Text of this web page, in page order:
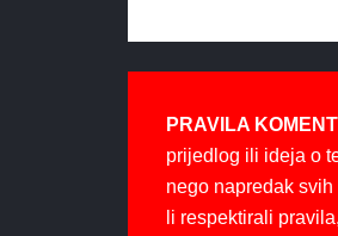
PRAVILA
prijedlog ili ideja o
nego napredak
li respektirali